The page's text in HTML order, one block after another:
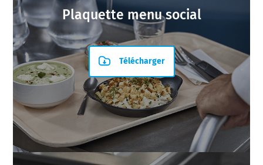
Plaquette menu social
Télécharger